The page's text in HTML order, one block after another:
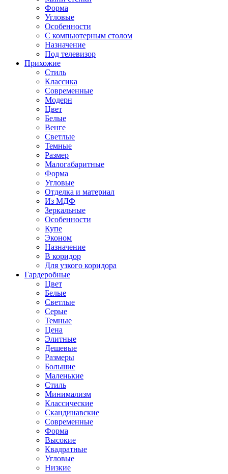
Форма
Угловые
Особенности
С компьютерным столом
Назначение
Под телевизор
Прихожие
Стиль
Классика
Современные
Модерн
Цвет
Белые
Венге
Светлые
Темные
Размер
Малогабаритные
Форма
Угловые
Отделка и материал
Из МДФ
Зеркальные
Особенности
Купе
Эконом
Назначение
В коридор
Для узкого коридора
Гардеробные
Цвет
Белые
Светлые
Серые
Темные
Цена
Элитные
Дешевые
Размеры
Большие
Маленькие
Стиль
Минимализм
Классические
Скандинавские
Современные
Форма
Высокие
Квадратные
Угловые
Низкие